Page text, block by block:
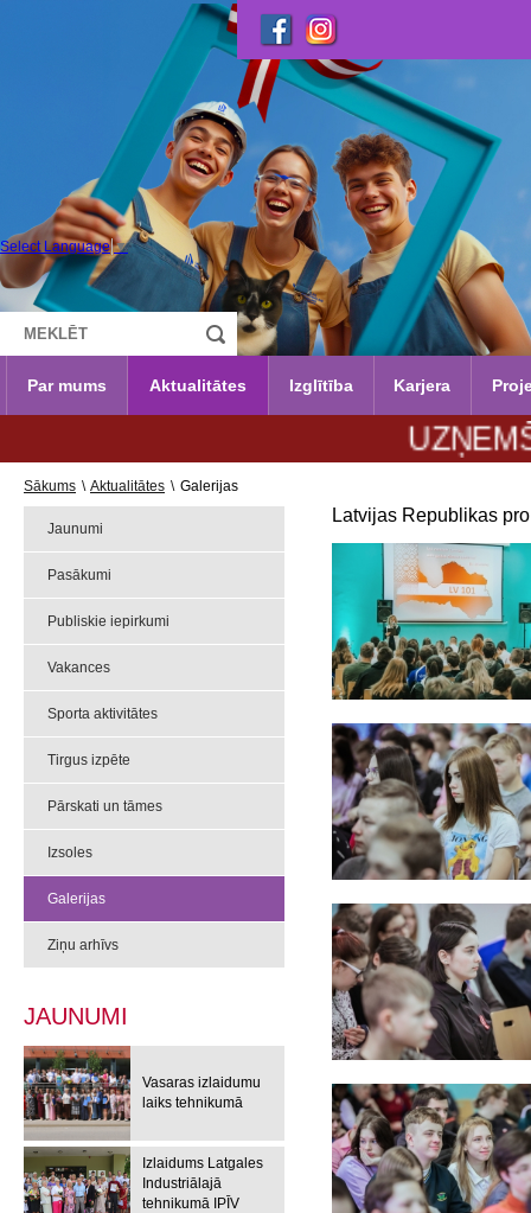
Select Language ▼
Par mums Aktualitātes Izglītība Karjera
Sākums \ Aktualitātes \ Galerijas
Jaunumi
Pasākumi
Publiskie iepirkumi
Vakances
Sporta aktivitātes
Tirgus izpēte
Pārskati un tāmes
Izsoles
Galerijas
Ziņu arhīvs
JAUNUMI
Vasaras izlaidumu
laiks tehnikumā
Izlaidums Latgales
Industriālajā
tehnikumā IPĪV
Latvijas Republikas